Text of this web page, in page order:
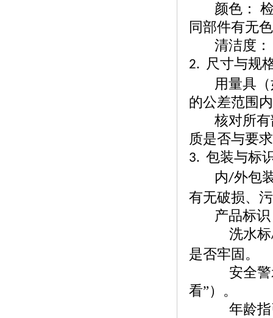
颜色：
同部件有无
清洁度：
2.
尺寸与规
用量具
的公差范围
核对所
质是否与要
3. 包装与标
内/外包
有无破损、
产品标
洗水标
是否牢固。
安全
看”）。
年龄